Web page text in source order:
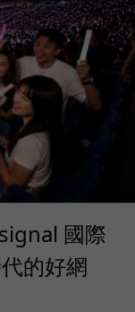
國際
的好網